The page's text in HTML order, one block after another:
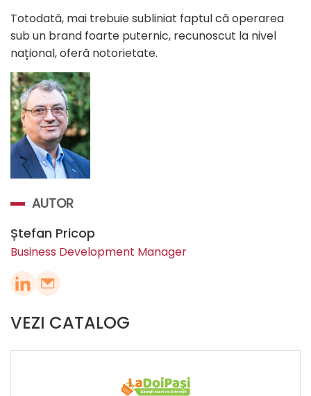
Totodată, mai trebuie subliniat faptul că operarea
sub un brand foarte puternic, recunoscut la nivel
național, oferă notorietate.
AUTOR
Ștefan Pricop
Business Development Manager
VEZI CATALOG